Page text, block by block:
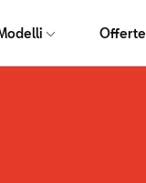
Offerte